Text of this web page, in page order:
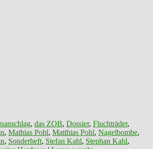
, das ZOB, Dossier, Fluchträder,
, Mathias Pohl, Matthias Pohl, Nagelbombe,
, Sonderheft, Stefan Kahl, Stephan Kahl,